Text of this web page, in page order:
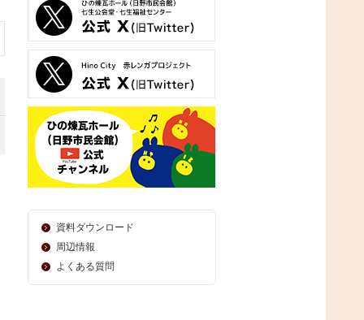
資料ダウンロード
周辺情報
よくある質問